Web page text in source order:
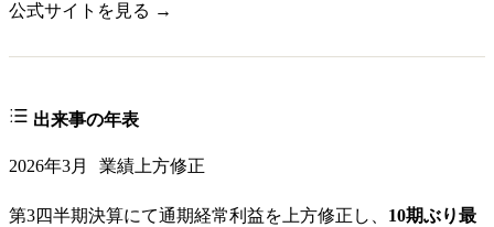
公式サイトを見る →
出来事の年表
2026年3月 業績上方修正
第3四半期決算にて通期経常利益を上方修正し、 10期ぶり最